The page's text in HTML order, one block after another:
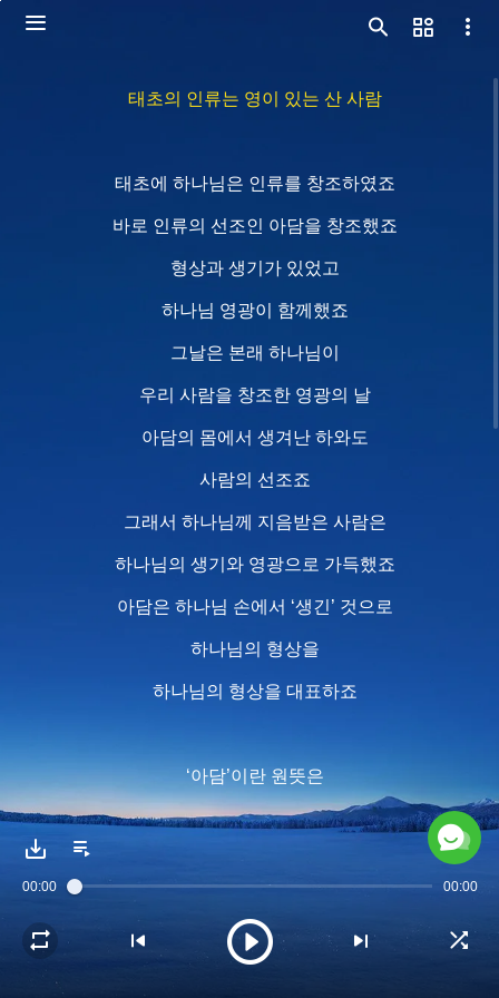
태초의 인류는 영이 있는 산 사람
태초에 하나님은 인류를 창조하였죠
바로 인류의 선조인 아담을 창조했죠
형상과 생기가 있었고
하나님 영광이 함께했죠
그날은 본래 하나님이
우리 사람을 창조한 영광의 날
아담의 몸에서 생겨난 하와도
사람의 선조죠
그래서 하나님께 지음받은 사람은
하나님의 생기와 영광으로 가득했죠
아담은 하나님 손에서 ‘생긴’ 것으로
하나님의 형상을
하나님의 형상을 대표하죠
‘아담’이란 원뜻은
하나님의 활기가 넘치고
하나님 대표할 수 있고
00:00 00:00